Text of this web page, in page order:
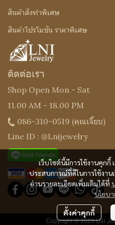
เว็บไซต์นี้มีการใช้งานคุก
ประสบการณ์ที่ดีในการใช้งาน
อ่านรายละเอียดเพิ่มเติมได้ที่
นโยบ
ตั้งค่าคุกกี้
สินค้าสั่งทำพิเศษ
สินค้าโปรโมชั่น ราคาพิเศษ
ติดต่อเรา
Shop Open Mon - Sat
11.00 AM - 18.00 PM
086-310-0519 (คุณเจี๊ยบ)
Line ID : @Lnijewelry
Copyright © 2023 LNI